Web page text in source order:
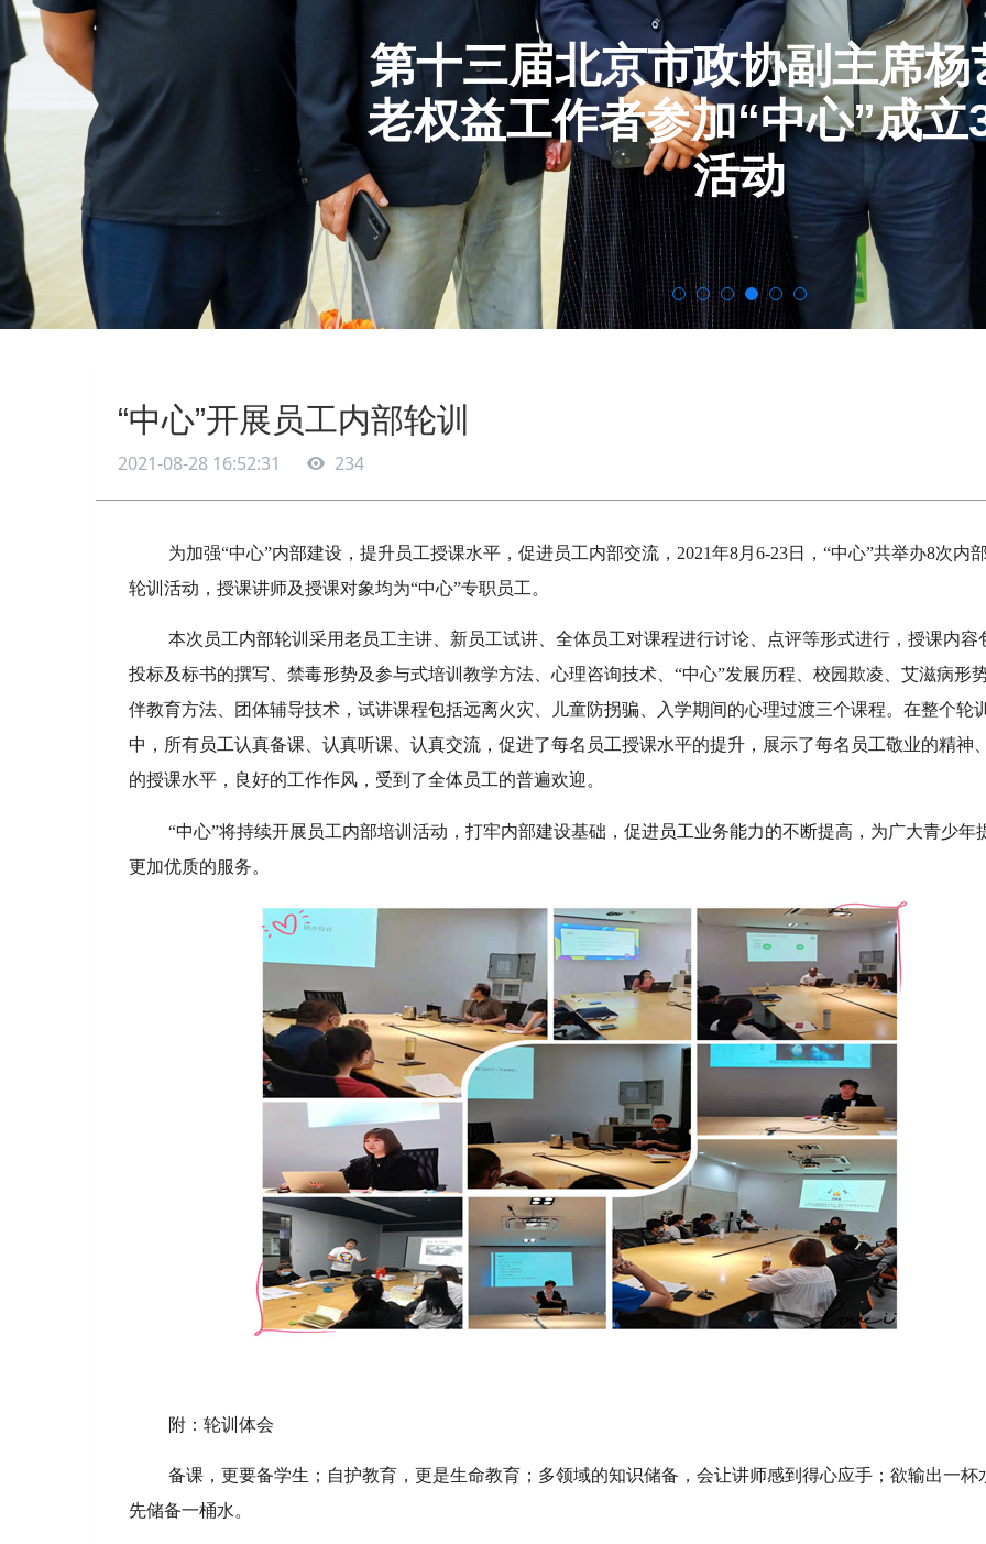
第十三届北京市政协副主席杨
老权益工作者参加“中心”成立
活动
“中心”开展员工内部轮训
2021-08-28 16:52:31 234
为加强“中心”内部建设，提升员工授课水平，促进员工内部交流，2021年8月6-23日，“中心”共举办8次内
轮训活动，授课讲师及授课对象均为“中心”专职员工。
本次员工内部轮训采用老员工主讲、新员工试讲、全体员工对课程进行讨论、点评等形式进行，授课内容
投标及标书的撰写、禁毒形势及参与式培训教学方法、心理咨询技术、“中心”发展历程、校园欺凌、艾滋病形
伴教育方法、团体辅导技术，试讲课程包括远离火灾、儿童防拐骗、入学期间的心理过渡三个课程。在整个轮
中，所有员工认真备课、认真听课、认真交流，促进了每名员工授课水平的提升，展示了每名员工敬业的精神
的授课水平，良好的工作作风，受到了全体员工的普遍欢迎。
“中心”将持续开展员工内部培训活动，打牢内部建设基础，促进员工业务能力的不断提高，为广大青少年
更加优质的服务。
附：轮训体会
备课，更要备学生；自护教育，更是生命教育；多领域的知识储备，会让讲师感到得心应手；欲输出一杯
先储备一桶水。